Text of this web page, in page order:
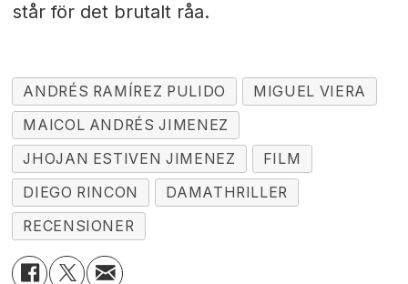
står för det brutalt råa.
ANDRÉS RAMÍREZ PULIDO
MIGUEL VIERA
MAICOL ANDRÉS JIMENEZ
JHOJAN ESTIVEN JIMENEZ
FILM
DIEGO RINCON
DAMATHRILLER
RECENSIONER